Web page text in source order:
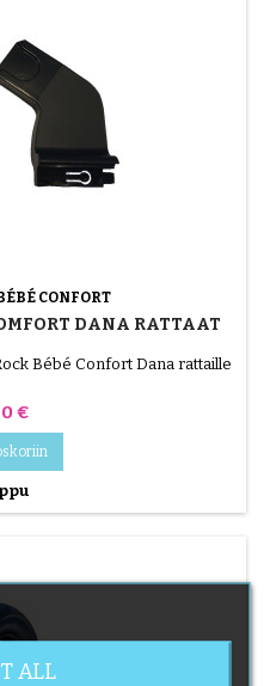
CONFORT
DANA RATTAAT
Bébé Confort Dana rattaille
€
ALL